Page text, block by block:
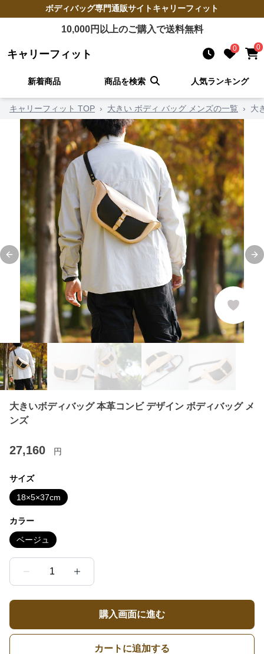
ボディバッグ専門通販サイトキャリーフィット
10,000円以上のご購入で送料無料
キャリーフィット 0 0
新着商品 商品を検索 人気ランキング
キャリーフィット TOP › 大きい ボディ バッグ メンズの一覧 › 大
Previous slide
大きいボディバッグ 本革コンビ デザイン ボディバッグ メ
ンズ
27,160 円
サイズ
18×5×37cm
カラー
ベージュ
1
購入画面に進む
カートに追加する